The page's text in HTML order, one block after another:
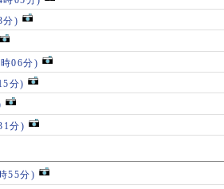
分)
06分)
分)
分)
55分)